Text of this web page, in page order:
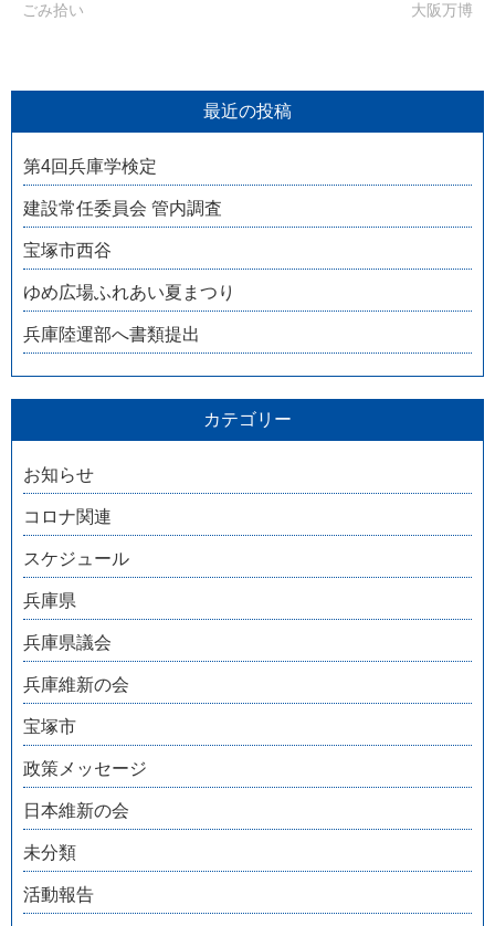
ごみ拾い 大阪万博
最近の投稿
第4回兵庫学検定
建設常任委員会 管内調査
宝塚市西谷
ゆめ広場ふれあい夏まつり
兵庫陸運部へ書類提出
カテゴリー
お知らせ
コロナ関連
スケジュール
兵庫県
兵庫県議会
兵庫維新の会
宝塚市
政策メッセージ
日本維新の会
未分類
活動報告